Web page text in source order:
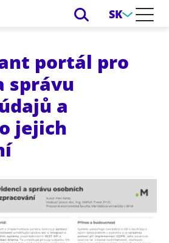
SK
portál pro
správu
a
jejich